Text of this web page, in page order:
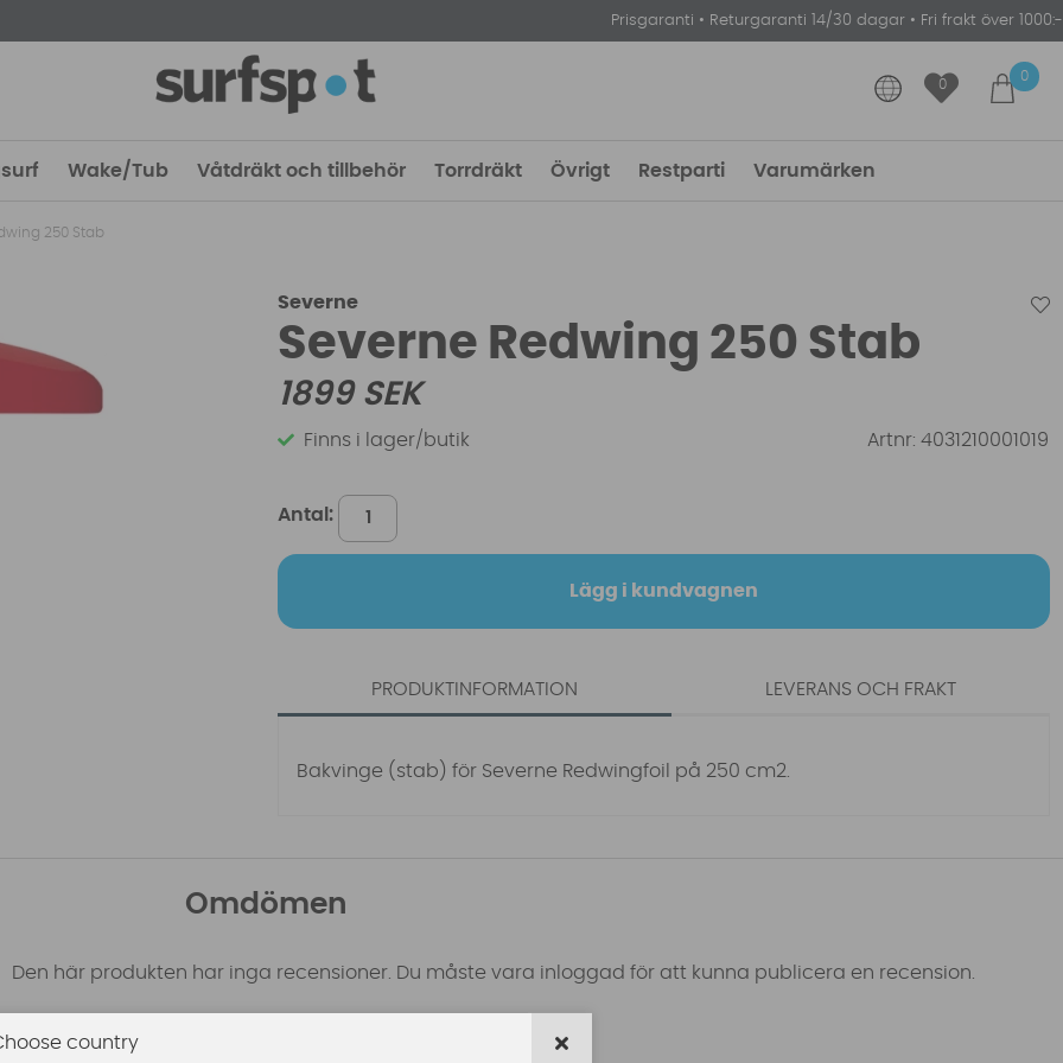
Prisgaranti • Returgaranti 14/30 dagar • Fri frakt över 1000:-
0
0
Wake/Tub Våtdräkt och tillbehör Torrdräkt Övrigt Restparti Varumärken
250 Stab
Severne
Severne Redwing 250 Stab
1899SEK
Finns i lager/butik Artnr:4031210001019
Antal:
Lägg i kundvagnen
PRODUKTINFORMATION
Bakvinge (stab) för Severne Redwingfoil på 250 cm2.
LEVERANS OCH FRAKT
Omdömen
Den här produkten har inga recensioner. Du måste vara inloggad för att kunna publicera en recension.
country